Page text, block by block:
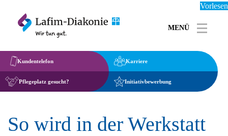
Vorlesen
MENÜ Toggle
Kundentelefon
Pflegeplatz gesucht?
Karriere
Initiativbewerbung
So wird in der Werkstatt